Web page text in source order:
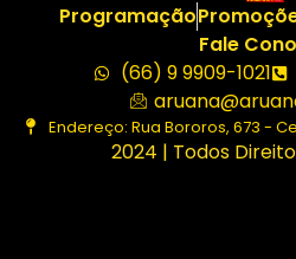
Programação
Fale
(66) 9 9909-1021
Endereço: Rua Bororos, 673 -
2024 | Todos